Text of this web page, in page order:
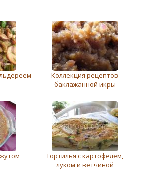
Коллекция рецептов
баклажанной икры
Тортилья с картофелем,
луком и ветчиной